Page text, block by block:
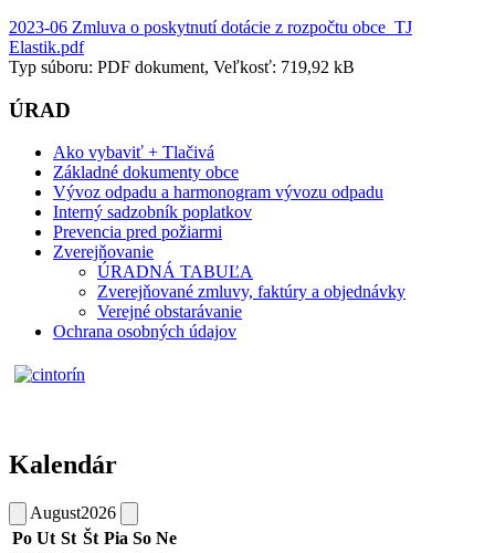
2023-06 Zmluva o poskytnutí dotácie z rozpočtu obce_TJ
Elastik.pdf
Typ súboru: PDF dokument, Veľkosť: 719,92 kB
ÚRAD
Ako vybaviť + Tlačivá
Základné dokumenty obce
Vývoz odpadu a harmonogram vývozu odpadu
Interný sadzobník poplatkov
Prevencia pred požiarmi
Zverejňovanie
ÚRADNÁ TABUĽA
Zverejňované zmluvy, faktúry a objednávky
Verejné obstarávanie
Ochrana osobných údajov
Kalendár
August2026
Po Ut St Št Pia So Ne